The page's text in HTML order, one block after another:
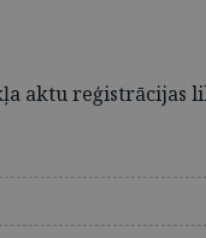
aktu reģistrācijas